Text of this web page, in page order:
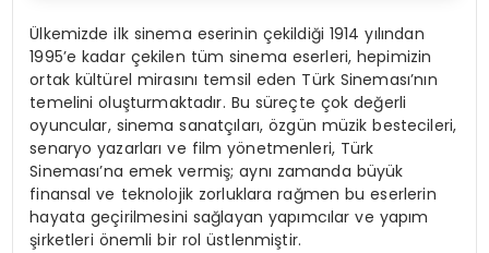
Ülkemizde ilk sinema eserinin çekildiği 1914 yılından
1995’e kadar çekilen tüm sinema eserleri, hepimizin
ortak kültürel mirasını temsil eden Türk Sineması’nın
temelini oluşturmaktadır. Bu süreçte çok değerli
oyuncular, sinema sanatçıları, özgün müzik bestecileri,
senaryo yazarları ve film yönetmenleri, Türk
Sineması’na emek vermiş; aynı zamanda büyük
finansal ve teknolojik zorluklara rağmen bu eserlerin
hayata geçirilmesini sağlayan yapımcılar ve yapım
şirketleri önemli bir rol üstlenmiştir.